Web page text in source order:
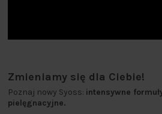
Zmieniamy się dla Ciebie!
Poznaj nowy Syoss: intensywne
pielęgnacyjne.